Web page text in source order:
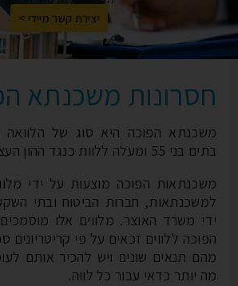
יצירת קשר מיידי >
משכנתא
הפוכה היא סוג של הלוואה
ללוות כנגד ההון העצמי בביתם.
הפוכה מוצעות על ידי מלווים
חברות הביטוח ובתי השקעות
משרד האוצר. מלווים אלו מוסמכים
ללווים זכאים על פי קריטריונים
תנאים שונים ויש להכיר אותם לעומק
יותר כדאי עבור כל לווה.